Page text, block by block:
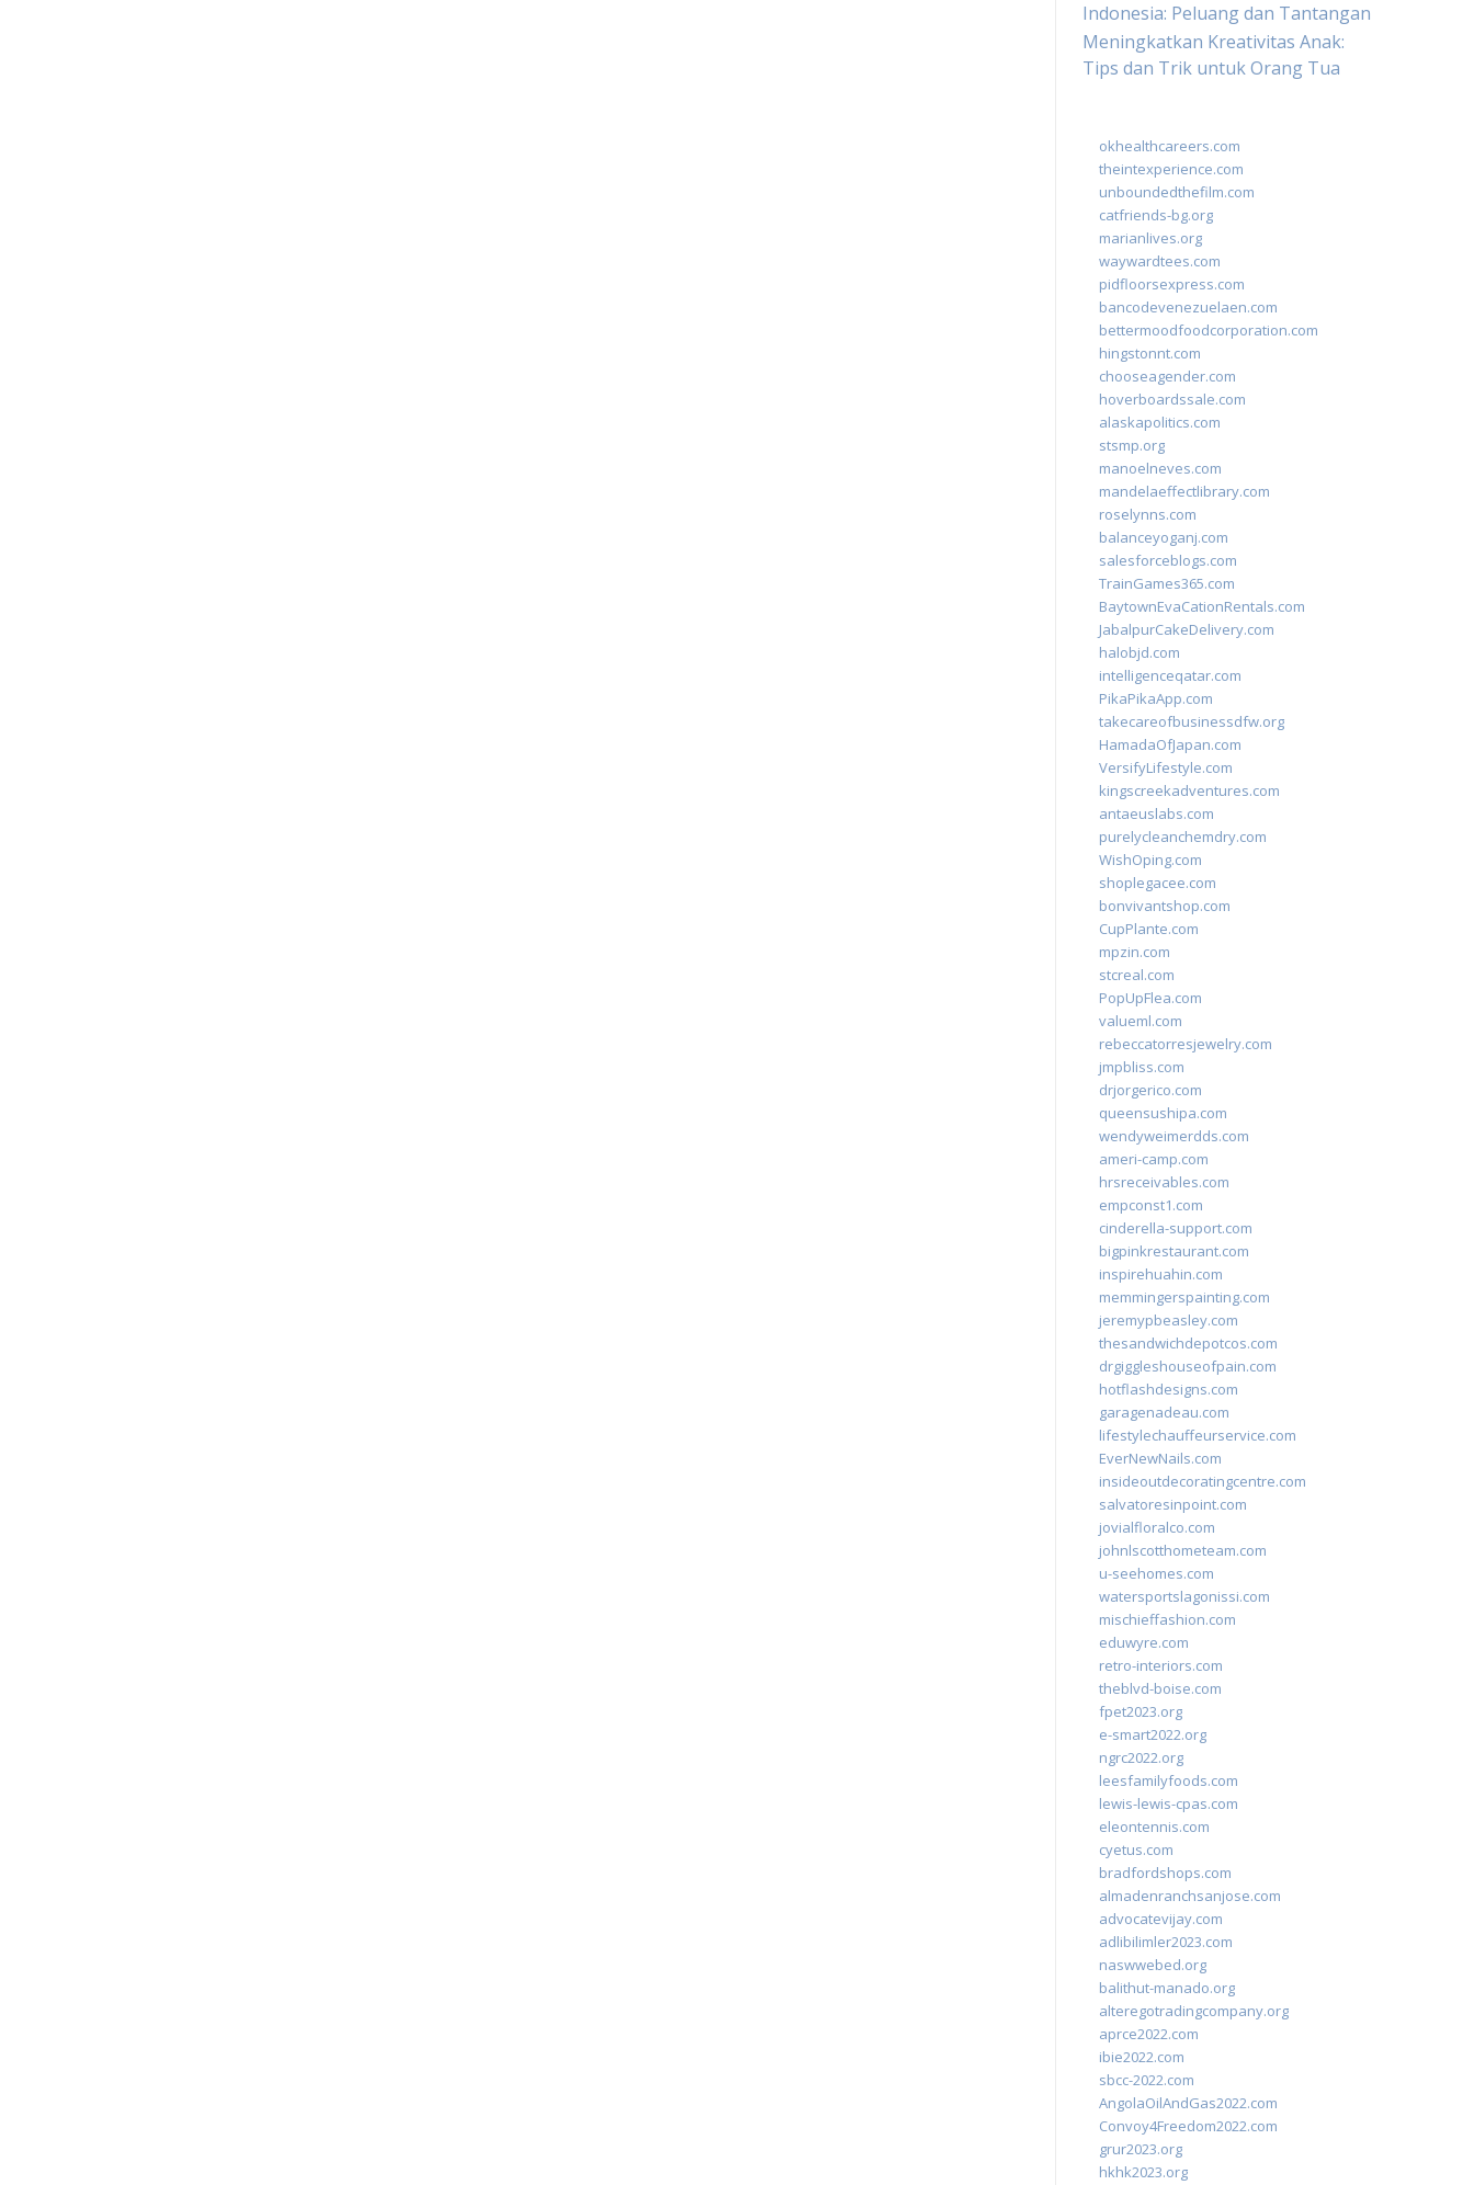
Indonesia: Peluang dan Tantangan
Meningkatkan Kreativitas Anak:
Tips dan Trik untuk Orang Tua
okhealthcareers.com
theintexperience.com
unboundedthefilm.com
catfriends-bg.org
marianlives.org
waywardtees.com
pidfloorsexpress.com
bancodevenezuelaen.com
bettermoodfoodcorporation.com
hingstonnt.com
chooseagender.com
hoverboardssale.com
alaskapolitics.com
stsmp.org
manoelneves.com
mandelaeffectlibrary.com
roselynns.com
balanceyoganj.com
salesforceblogs.com
TrainGames365.com
BaytownEvaCationRentals.com
JabalpurCakeDelivery.com
halobjd.com
intelligenceqatar.com
PikaPikaApp.com
takecareofbusinessdfw.org
HamadaOfJapan.com
VersifyLifestyle.com
kingscreekadventures.com
antaeuslabs.com
purelycleanchemdry.com
WishOping.com
shoplegacee.com
bonvivantshop.com
CupPlante.com
mpzin.com
stcreal.com
PopUpFlea.com
valueml.com
rebeccatorresjewelry.com
jmpbliss.com
drjorgerico.com
queensushipa.com
wendyweimerdds.com
ameri-camp.com
hrsreceivables.com
empconst1.com
cinderella-support.com
bigpinkrestaurant.com
inspirehuahin.com
memmingerspainting.com
jeremypbeasley.com
thesandwichdepotcos.com
drgiggleshouseofpain.com
hotflashdesigns.com
garagenadeau.com
lifestylechauffeurservice.com
EverNewNails.com
insideoutdecoratingcentre.com
salvatoresinpoint.com
jovialfloralco.com
johnlscotthometeam.com
u-seehomes.com
watersportslagonissi.com
mischieffashion.com
eduwyre.com
retro-interiors.com
theblvd-boise.com
fpet2023.org
e-smart2022.org
ngrc2022.org
leesfamilyfoods.com
lewis-lewis-cpas.com
eleontennis.com
cyetus.com
bradfordshops.com
almadenranchsanjose.com
advocatevijay.com
adlibilimler2023.com
naswwebed.org
balithut-manado.org
alteregotradingcompany.org
aprce2022.com
ibie2022.com
sbcc-2022.com
AngolaOilAndGas2022.com
Convoy4Freedom2022.com
grur2023.org
hkhk2023.org